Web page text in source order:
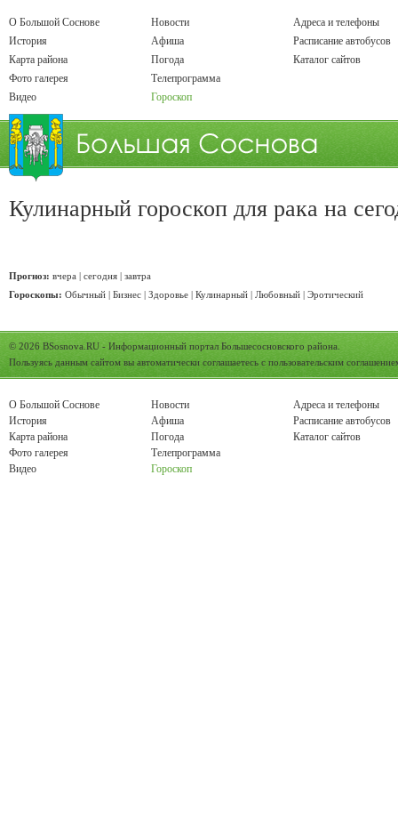
О Большой Соснове
История
Карта района
Фото галерея
Видео
Новости
Афиша
Погода
Телепрограмма
Гороскоп
Адреса и телефоны
Расписание автобусов
Каталог сайтов
Кулинарный гороскоп для рака на
Прогноз: вчера | сегодня | завтра
Гороскопы: Обычный | Бизнес | Здоровье | Кулинарный | Любовный | Эротический
© 2026 BSosnova.RU - Информационный портал Большесосновского района.
Пользуясь данным сайтом вы автоматически соглашаетесь с пользовательским
О Большой Соснове
История
Карта района
Фото галерея
Видео
Новости
Афиша
Погода
Телепрограмма
Гороскоп
Адреса и телефоны
Расписание автобусов
Каталог сайтов